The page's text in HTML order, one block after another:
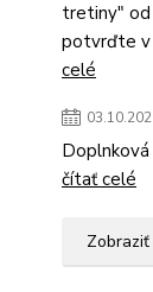
tretiny" od
potvrďte v
celé
čítať celé